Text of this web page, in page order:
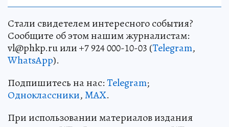
Стали свидетелем интересного события?
Сообщите об этом нашим журналистам:
vl@phkp.ru или +7 924 000-10-03 (Telegram,
WhatsApp).
Подпишитесь на нас:Telegram;
Одноклассники,MAX.
При использовании материалов издания